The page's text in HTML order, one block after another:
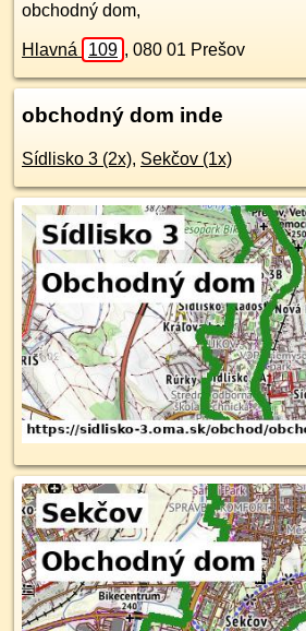
obchodný dom,
Hlavná 109 , 080 01 Prešov
obchodný dom inde
Sídlisko 3 (2x), Sekčov (1x)